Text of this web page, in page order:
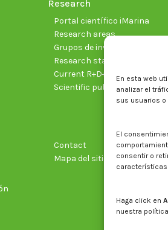
En esta web
analizar el
sus usuarios
El
consentir o
Haga click en
nuestra
Research
Portal científico iMarina
Research areas
Grupos de investigación
Research staff
Current R+D+I projects
Scientific publications
Contact
Mapa del sitio web